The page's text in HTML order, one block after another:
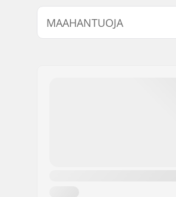
Renkaan halkaisija:
Laakerit:
Renkaan kovuus:
MAAHANTUOJA